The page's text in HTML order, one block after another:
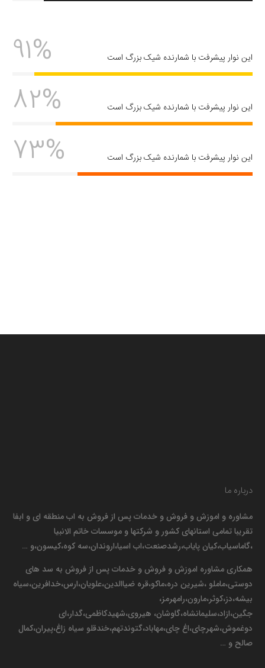
این نوار پیشرفت با شمارنده شیک بزرگ است 91%
این نوار پیشرفت با شمارنده شیک بزرگ است 82%
این نوار پیشرفت با شمارنده شیک بزرگ است 73%
درباره ما
مشاوره و اموزش و فروش و خدمات پس از فروش به اب منطقه ای و ابفا
تقریبا تمامی استانهای کشور و شرکتها و موسسات خاتم الانبیا
،گاماسیاب،کیان پایاب،رشدصنعت،اب اسیا،اروندان،سه کوه،کیسون،و …
همکاری مشاوره اموزش و فروش و خدمات پس از فروش به سد های
دوستی،ماملو ،شیرین دره،ماکو،قره ضیاالدین،علویان،ارس،خدافرین،سیاه
بیشه،دز،کوثر،مارون،رامهرمز،
جگین،ازاد،سلیمانشاه،گاوشان، هیروی،شهیدکاظمی،گدار،ای
دوغموش،شهرچای،اغ چای،مهاباد،گتوندتهم،خندقلو سیاه زاغ،پیران،کمال
صالح و …